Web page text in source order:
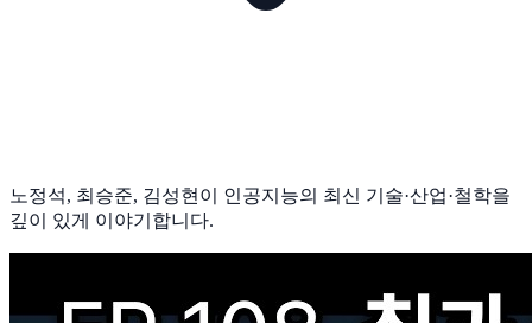
노정석, 최승준, 김성현이 인공지능의 최신 기술·산업·철학을
깊이 있게 이야기합니다.